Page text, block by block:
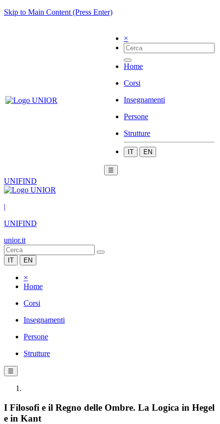
Skip to Main Content (Press Enter)
×
Home
Corsi
Insegnamenti
Persone
Strutture
IT EN
☰
UNIFIND
|
UNIFIND
unior.it
IT EN
×
Home
Corsi
Insegnamenti
Persone
Strutture
☰
I Filosofi e il Regno delle Ombre. La Logica in Hegel
e in Kant